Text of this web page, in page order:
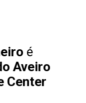
é
Aveiro
Center